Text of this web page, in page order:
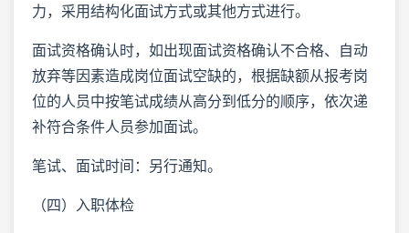
力，采用结构化面试方式或其他方式进行。
面试资格确认时，如出现面试资格确认不合格、自动
放弃等因素造成岗位面试空缺的，根据缺额从报考岗
位的人员中按笔试成绩从高分到低分的顺序，依次递
补符合条件人员参加面试。
笔试、面试时间：另行通知。
（四）入职体检